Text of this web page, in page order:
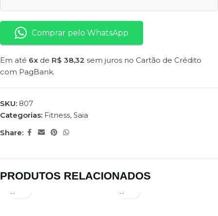
Comprar pelo WhatsApp
Em até 6x de R$ 38,32 sem juros no Cartão de Crédito
com PagBank.
SKU: 807
Categorias: Fitness, Saia
Share:
PRODUTOS RELACIONADOS